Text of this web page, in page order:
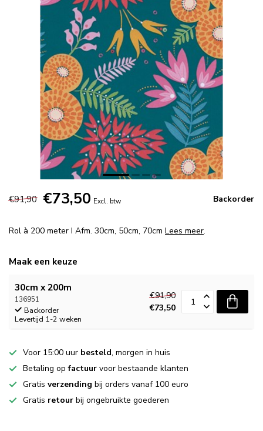
€91,90 €73,50 Excl. btw Backorder
Rol à 200 meter I Afm. 30cm, 50cm, 70cm Lees meer.
Maak een keuze
30cm x 200m
136951
Backorder
Levertijd 1-2 weken
€91,90
€73,50
Voor 15:00 uur besteld, morgen in huis
Betaling opfactuur voor bestaande klanten
Gratis verzending bij orders vanaf 100 euro
Gratis retour bij ongebruikte goederen